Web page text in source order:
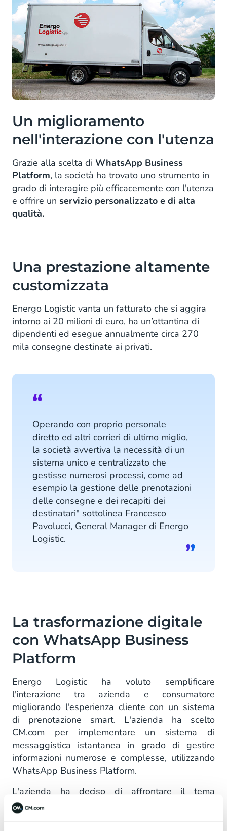
Un miglioramento
nell'interazione con l'utenza
Grazie alla scelta di WhatsApp Business
Platform, la società ha trovato uno strumento in
grado di interagire più efficacemente con l'utenza
e offrire un servizio personalizzato e di alta
qualità.
Una prestazione altamente
customizzata
Energo Logistic vanta un fatturato che si aggira
intorno ai 20 milioni di euro, ha un’ottantina di
dipendenti ed esegue annualmente circa 270
mila consegne destinate ai privati.
Operando con proprio personale
diretto ed altri corrieri di ultimo miglio,
la società avvertiva la necessità di un
sistema unico e centralizzato che
gestisse numerosi processi, come ad
esempio la gestione delle prenotazioni
delle consegne e dei recapiti dei
destinatari" sottolinea Francesco
Pavolucci, General Manager di Energo
Logistic.
La trasformazione digitale
con WhatsApp Business
Platform
Energo Logistic ha voluto semplificare
l'interazione tra azienda e consumatore
migliorando l'esperienza cliente con un sistema
di prenotazione smart. L'azienda ha scelto
CM.com per implementare un sistema di
messaggistica istantanea in grado di gestire
informazioni numerose e complesse, utilizzando
WhatsApp Business Platform.
L'azienda ha deciso di affrontare il tema
dell'esperienza cliente con un approccio
tecnologicamente avanzato. Per questo motivo,